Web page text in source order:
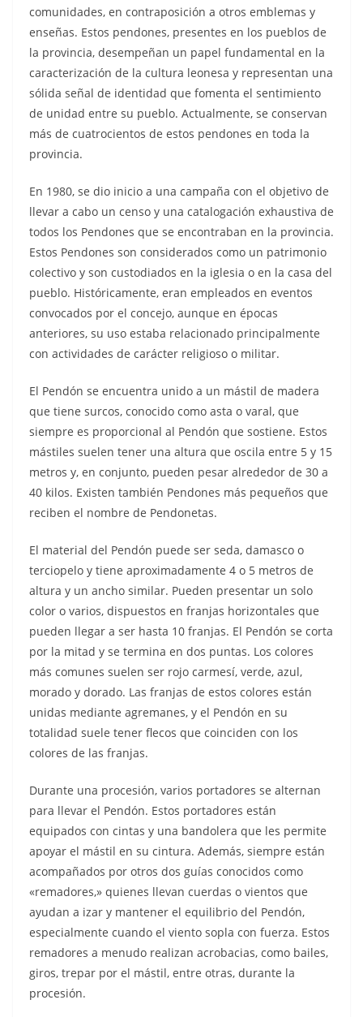
comunidades, en contraposición a otros emblemas y
enseñas. Estos pendones, presentes en los pueblos de
la provincia, desempeñan un papel fundamental en la
caracterización de la cultura leonesa y representan una
sólida señal de identidad que fomenta el sentimiento
de unidad entre su pueblo. Actualmente, se conservan
más de cuatrocientos de estos pendones en toda la
provincia.
En 1980, se dio inicio a una campaña con el objetivo de
llevar a cabo un censo y una catalogación exhaustiva de
todos los Pendones que se encontraban en la provincia.
Estos Pendones son considerados como un patrimonio
colectivo y son custodiados en la iglesia o en la casa del
pueblo. Históricamente, eran empleados en eventos
convocados por el concejo, aunque en épocas
anteriores, su uso estaba relacionado principalmente
con actividades de carácter religioso o militar.
El Pendón se encuentra unido a un mástil de madera
que tiene surcos, conocido como asta o varal, que
siempre es proporcional al Pendón que sostiene. Estos
mástiles suelen tener una altura que oscila entre 5 y 15
metros y, en conjunto, pueden pesar alrededor de 30 a
40 kilos. Existen también Pendones más pequeños que
reciben el nombre de Pendonetas.
El material del Pendón puede ser seda, damasco o
terciopelo y tiene aproximadamente 4 o 5 metros de
altura y un ancho similar. Pueden presentar un solo
color o varios, dispuestos en franjas horizontales que
pueden llegar a ser hasta 10 franjas. El Pendón se corta
por la mitad y se termina en dos puntas. Los colores
más comunes suelen ser rojo carmesí, verde, azul,
morado y dorado. Las franjas de estos colores están
unidas mediante agremanes, y el Pendón en su
totalidad suele tener flecos que coinciden con los
colores de las franjas.
Durante una procesión, varios portadores se alternan
para llevar el Pendón. Estos portadores están
equipados con cintas y una bandolera que les permite
apoyar el mástil en su cintura. Además, siempre están
acompañados por otros dos guías conocidos como
«remadores,» quienes llevan cuerdas o vientos que
ayudan a izar y mantener el equilibrio del Pendón,
especialmente cuando el viento sopla con fuerza. Estos
remadores a menudo realizan acrobacias, como bailes,
giros, trepar por el mástil, entre otras, durante la
procesión.